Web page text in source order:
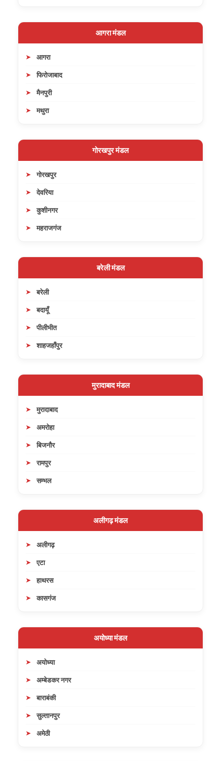
आगरा मंडल
आगरा
फिरोजाबाद
मैनपुरी
मथुरा
गोरखपुर मंडल
गोरखपुर
देवरिया
कुशीनगर
महराजगंज
बरेली मंडल
बरेली
बदायूँ
पीलीभीत
शाहजहाँपुर
मुरादाबाद मंडल
मुरादाबाद
अमरोहा
बिजनौर
रामपुर
सम्भल
अलीगढ़ मंडल
अलीगढ़
एटा
हाथरस
कासगंज
अयोध्या मंडल
अयोध्या
अम्बेडकर नगर
बाराबंकी
सुल्तानपुर
अमेठी